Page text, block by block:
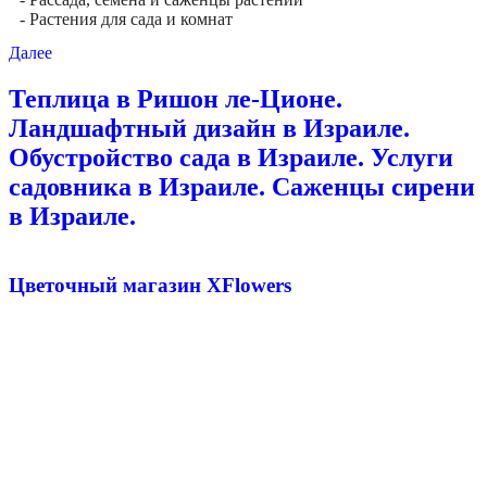
- Растения для сада и комнат
Далее
Теплица в Ришон ле-Ционе.
Ландшафтный дизайн в Израиле.
Обустройство сада в Израиле. Услуги
садовника в Израиле. Саженцы сирени
в Израиле.
Цветочный магазин XFlowers